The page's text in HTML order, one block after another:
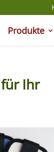
Produkte
Ihr